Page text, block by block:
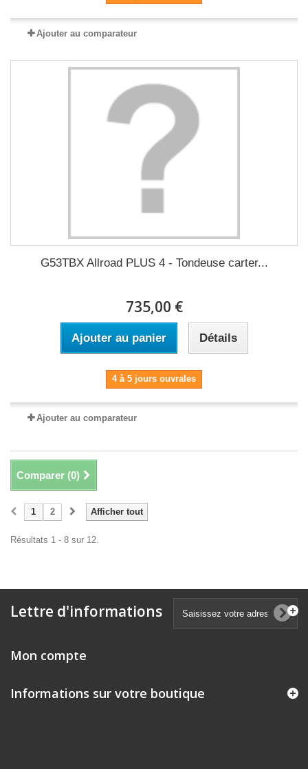
Ajouter au comparateur
G53TBX Allroad PLUS 4 - Tondeuse carter...
735,00 €
Ajouter au panier Détails
4 à 5 jours ouvrales
Ajouter au comparateur
Comparer (0)
Afficher tout
1 2
Résultats 1 - 8 sur 12.
Lettre d'informations
Mon compte
Informations sur votre boutique